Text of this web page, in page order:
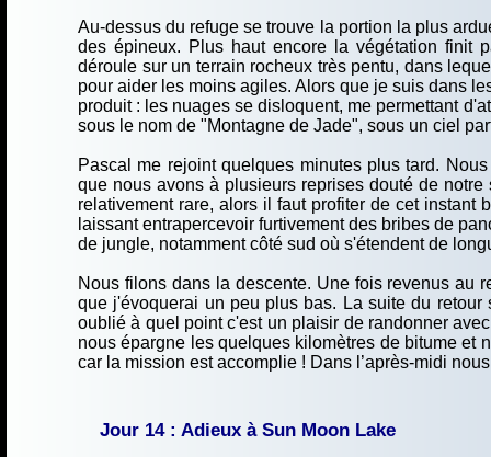
Au-dessus du refuge se trouve la portion la plus
des épineux. Plus haut encore la végétation finit
déroule sur un terrain rocheux très pentu, dans
pour aider les moins agiles. Alors que je suis dans
produit : les nuages se disloquent, me permettant
sous le nom de "Montagne de Jade", sous un ciel
Pascal me rejoint quelques minutes plus tard.
que nous avons à plusieurs reprises douté de
relativement rare, alors il faut profiter de cet instant
laissant entrapercevoir furtivement des bribes de
de jungle, notamment côté sud où s'étendent de
Nous filons dans la descente. Une fois revenus au
que j'évoquerai un peu plus bas. La suite du retour
oublié à quel point c'est un plaisir de randonner
nous épargne les quelques kilomètres de bitume et
car la mission est accomplie ! Dans l’après-midi
Jour 14 : Adieux à Sun Moon Lake